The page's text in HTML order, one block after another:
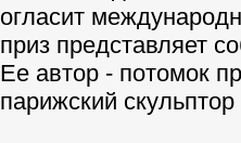
огласит
приз представляет
Ее автор - потомок
парижский